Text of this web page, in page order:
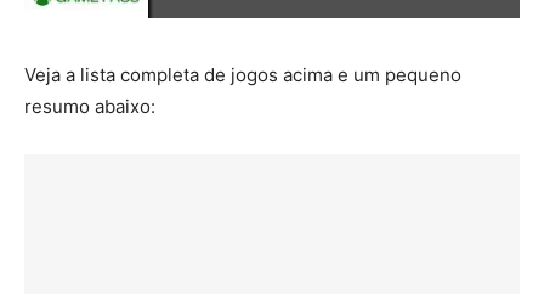
Veja a lista completa de jogos acima e um pequeno
resumo abaixo: